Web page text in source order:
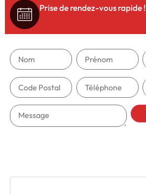
Prise de rendez-vous rapide !